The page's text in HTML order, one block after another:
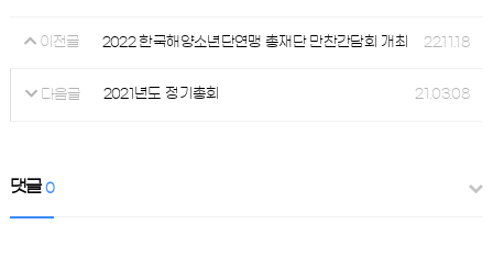
이전글 2022 한국해양소년단연맹 총재단 만찬간담회 개최 22.11.18
다음글 2021년도 정기총회 21.03.08
댓글0